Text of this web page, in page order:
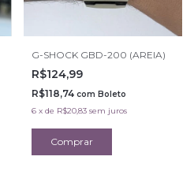
G-SHOCK GBD-200 (AREIA)
R$124,99
R$118,74 com Boleto
6 x de R$20,83 sem juros